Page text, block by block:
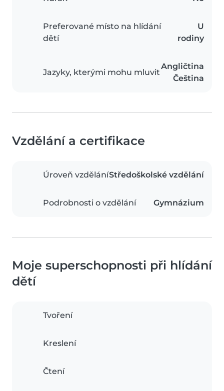
Preferované místo na hlídání
dětí
U
rodiny
Jazyky, kterými mohu mluvit
Angličtina
Čeština
Vzdělání a certifikace
Úroveň vzděláníStředoškolské vzdělání
Podrobnosti o vzdělání Gymnázium
Moje superschopnosti při hlídání
dětí
Tvoření
Kreslení
Čtení